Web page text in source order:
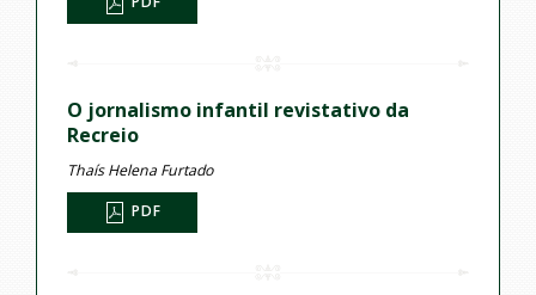
O jornalismo infantil revistativo da
Recreio
Thaís Helena Furtado
PDF